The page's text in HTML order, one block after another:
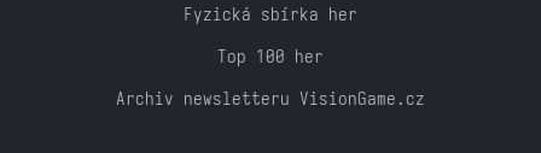
Fyzická sbírka her
Top 100 her
Archiv newsletteru VisionGame.cz